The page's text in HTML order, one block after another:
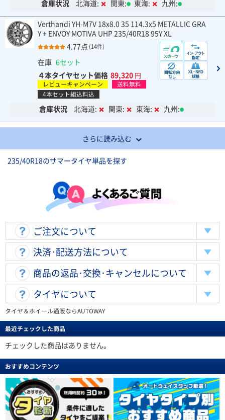
倉庫状況 北海道: 関東: 東海: 九州:
Verthandi YH-M7V 18x8.0 35 114.3x5 METALLIC GRA
Y + ENVOY MOTIVA UHP 235/40R18 95Y XL
4.77点 (14件)
在庫 6セット
４本タイヤセット価格 89,320 円
レビューキャンペーン
送料無料
4本セット組込料込
倉庫状況 北海道: 関東: 東海: 九州:
さらに読み込む
235/40R18のサマータイヤ単品を探す
ご注文について
決済･配送方法について
商品の返品･交換･キャンセルについて
タイヤについて
タイヤ＆ホイール通販ならAUTOWAY
最近チェックした商品
チェックした商品はありません。
おすすめコンテンツ